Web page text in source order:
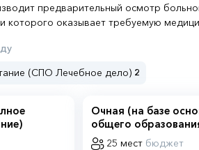
предварительный осмотр
которого оказывает требуемую
(СПО Лечебное дело) 2
Очная (на базе
общего
25 мест бюджет